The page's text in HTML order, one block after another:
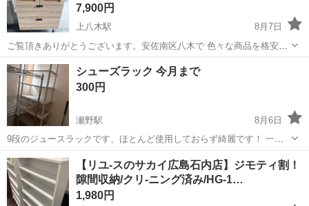
7,900円
上八木駅
8月7日
ご覧頂きありがとうございます。安佐南区八木で 色々な商品を格安販
売しております。 まとめてご購入して頂ければ、お値引きさせて頂き
ます！ (3%から10%程度) 限界価格の商品もございますので場合によっ
ては値引きが出来ない...
広島 広島市 上八木駅 収納家具
シューズラック 今月まで
300円
瀬野駅
8月6日
9段のジュースラックです、ほとんど使用しておらず綺麗です！ 一段
に二足くらい乗ります、分解できます。
広島 広島市 瀬野駅 収納家具
【リユ-スのサカイ広島石内店】ジモティ割！
隙間収納/クリ-ニング済み/HG-1…
1,980円